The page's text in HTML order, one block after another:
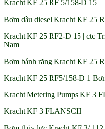
Kracht KF 25 RF 5/158-D 15
Bơm dầu diesel Kracht KF 25
Kracht KF 25 RF2-D 15 | ctc
Nam
Bơm bánh răng Kracht KF 25
Kracht KF 25 RF5/158-D 1
Kracht Metering Pumps KF 3
Kracht KF 3 FLANSCH